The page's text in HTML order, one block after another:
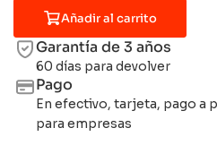
Añadir al carrito
Garantía de 3 años
60 días para devolver
Pago
En efectivo, tarjeta, pago a
para empresas